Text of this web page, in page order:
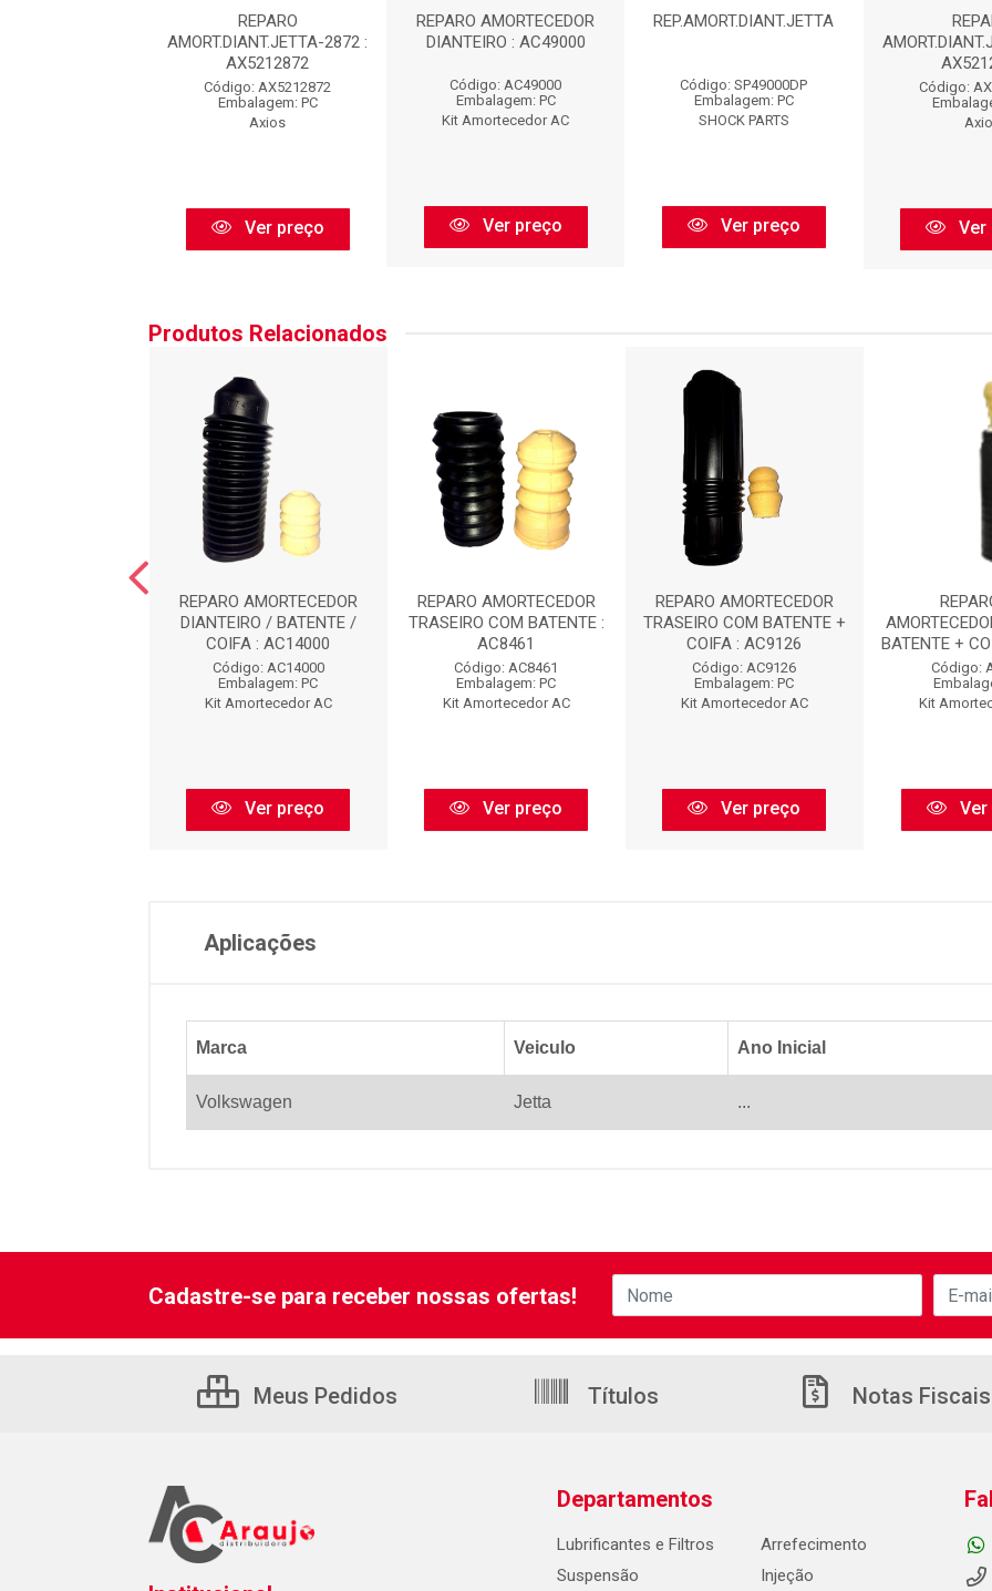
REPARO
AMORT.DIANT.JETTA-2872 :
AX5212872
Código: AX5212872
Embalagem: PC
Axios
Ver preço
REPARO AMORTECEDOR
DIANTEIRO : AC49000
Código: AC49000
Embalagem: PC
Kit Amortecedor AC
Ver preço
REP.AMORT.DIANT.JETTA
Código: SP49000DP
Embalagem: PC
SHOCK PARTS
Ver preço
Código:
Ver
Produtos Relacionados
REPARO AMORTECEDOR
DIANTEIRO / BATENTE /
COIFA : AC14000
Código: AC14000
Embalagem: PC
Kit Amortecedor AC
Ver preço
REPARO AMORTECEDOR
TRASEIRO COM BATENTE :
AC8461
Código: AC8461
Embalagem: PC
Kit Amortecedor AC
Ver preço
REPARO AMORTECEDOR
TRASEIRO COM BATENTE +
COIFA : AC9126
Código: AC9126
Embalagem: PC
Kit Amortecedor AC
Ver preço
BATENTE +
Código:
Kit
Ver
Aplicações
Marca Veiculo Ano Inicial
Volkswagen Jetta ...
Cadastre-se para receber nossas ofertas!
Meus Pedidos Títulos Notas Fiscais
Departamentos
Lubrificantes e Filtros
Suspensão
Arrefecimento
Injeção